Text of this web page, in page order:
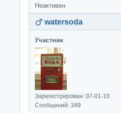
Неактивен
watersoda
Участник
Зарегистрирован: 07-01-10
Сообщений: 349